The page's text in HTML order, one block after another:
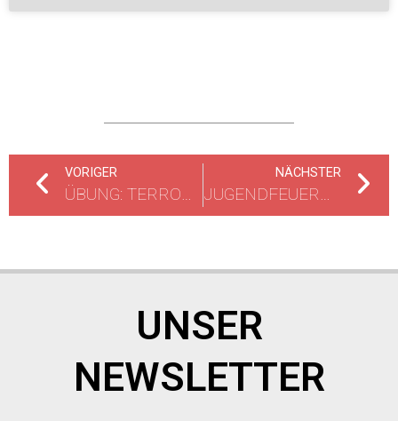
VORIGER
ÜBUNG: TERRORANSCHLAG IN RÜSSELSHEIM
NÄCHSTER
JUGENDFEUERWEHR ÜBT EISRETTUNG
UNSER
NEWSLETTER